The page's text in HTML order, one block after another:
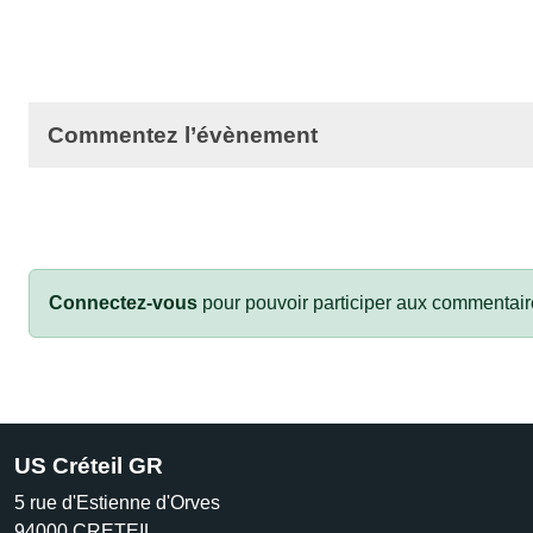
Commentez l’évènement
Connectez-vous pour pouvoir participer aux
US Créteil GR
5 rue d'Estienne d'Orves